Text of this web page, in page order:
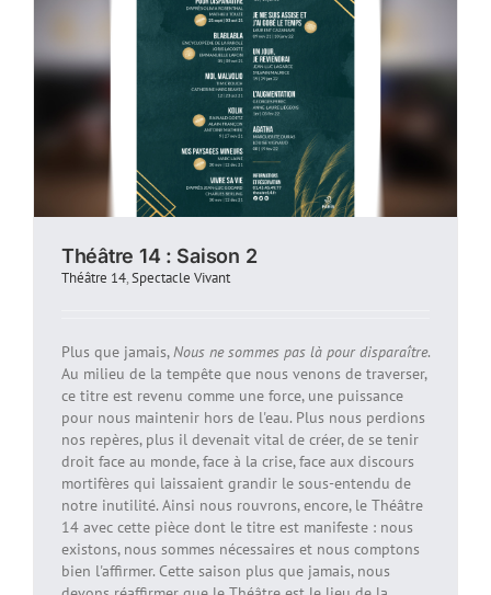
Théâtre 14 : Saison 2
Théâtre 14,Spectacle Vivant
Plus que jamais,Nous ne sommes pas là pour disparaître.
Au milieu de la tempête que nous venons de traverser,
ce titre est revenu comme une force, une puissance
pour nous maintenir hors de l'eau. Plus nous perdions
nos repères, plus il devenait vital de créer, de se tenir
droit face au monde, face à la crise, face aux discours
mortifères qui laissaient grandir le sous-entendu de
notre inutilité. Ainsi nous rouvrons, encore, le Théâtre
14 avec cette pièce dont le titre est manifeste : nous
existons, nous sommes nécessaires et nous comptons
bien l'affirmer. Cette saison plus que jamais, nous